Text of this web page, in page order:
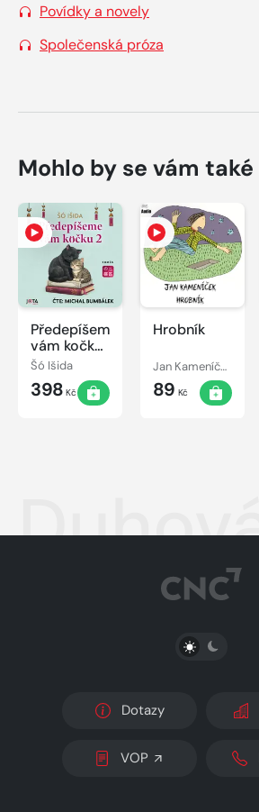
Povídky a novely
Společenská próza
Mohlo by se vám
Předepíšeme
vám kočku
2
Šó Išida
398 Kč
Hrobník
Jan Kameníček
89 Kč
Dotazy
VOP